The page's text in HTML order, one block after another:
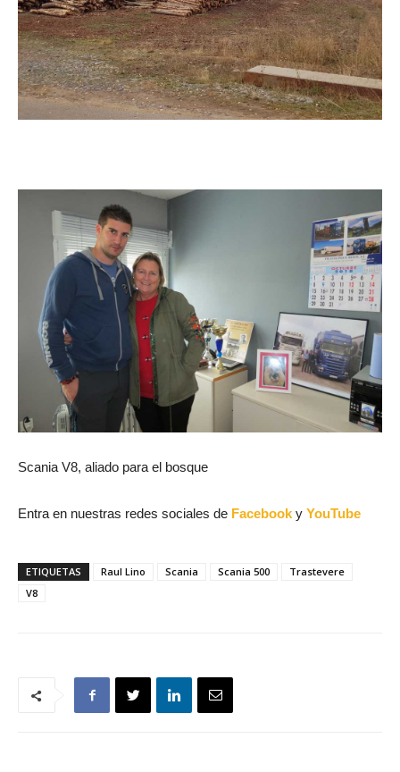
Scania V8, aliado para el bosque
Entra en nuestras redes sociales de Facebook y YouTube
ETIQUETAS Raul Lino Scania Scania 500
Trastevere
V8